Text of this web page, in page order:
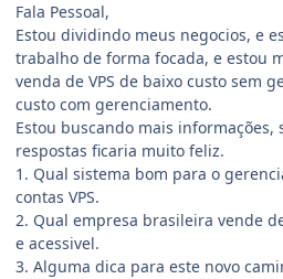
Fala Pessoal,
Estou dividindo meus negocios, e
trabalho de forma focada, e estou
venda de VPS de baixo custo sem
custo com gerenciamento.
Estou buscando mais
respostas ficaria muito feliz.
1. Qual sistema bom para o
contas VPS.
2. Qual empresa brasileira vende
e acessivel.
3. Alguma dica para este novo